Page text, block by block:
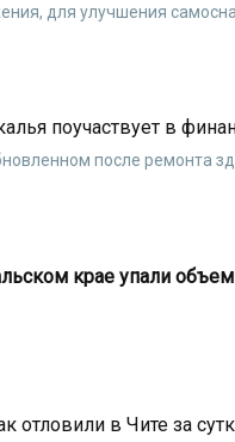
для улучшения
поучаствует в
после ремонта
крае упали
отловили в Чите за